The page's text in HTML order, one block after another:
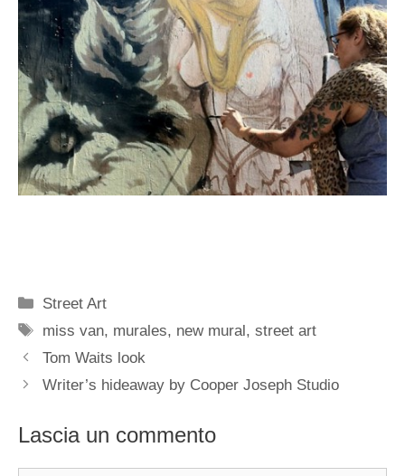
Categorie
Street Art
Tag
miss van, murales, new mural,street art
Tom Waits look
Writer’s hideaway by Cooper Joseph Studio
Lascia un commento